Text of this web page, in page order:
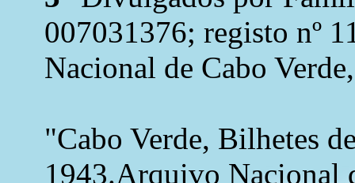
007031376; registo nº
Nacional de Cabo
"Cabo Verde, Bilhetes
1943.Arquivo Nacional